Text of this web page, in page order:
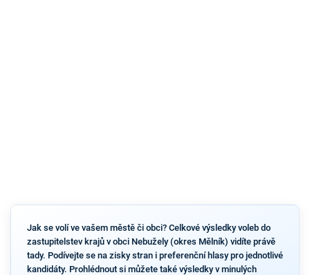
Jak se volí ve vašem městě či obci? Celkové výsledky voleb do
zastupitelstev krajů v obci Nebužely (okres Mělník) vidíte právě
tady. Podívejte se na zisky stran i preferenční hlasy pro jednotlivé
kandidáty. Prohlédnout si můžete také výsledky v minulých